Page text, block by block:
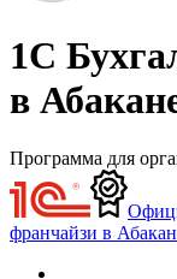
1С
в
Программа для
франчайзи в